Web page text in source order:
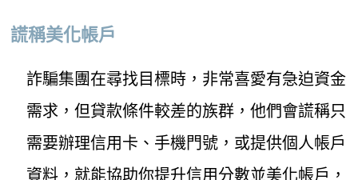
謊稱美化帳戶
詐騙集團在尋找目標時，非常喜愛有急迫資金
需求，但貸款條件較差的族群，他們會謊稱只
需要辦理信用卡、手機門號，或提供個人帳戶
資料，就能協助你提升信用分數並美化帳戶，